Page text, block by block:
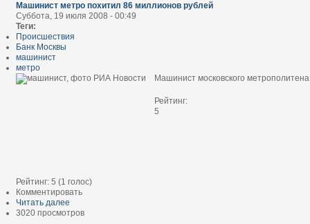
Машинист метро похитил 86 миллионов рублей
Суббота, 19 июля 2008 - 00:49
Теги:
Происшествия
Банк Москвы
машинист
метро
Машинист московского
Рейтинг:
5
Рейтинг: 5 (1 голос)
Комментировать
Читать далее
3020 просмотров